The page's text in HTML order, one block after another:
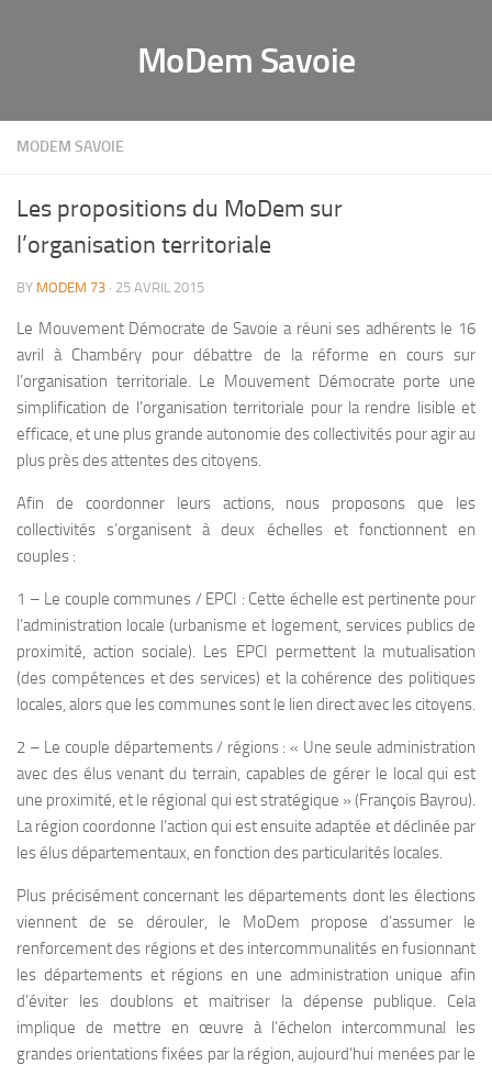
MoDem Savoie
MODEM SAVOIE
Les propositions du MoDem sur
l’organisation territoriale
BY MODEM 73 · 25 AVRIL 2015
Le Mouvement Démocrate de Savoie a réuni ses adhérents le 16
avril à Chambéry pour débattre de la réforme en cours sur
l’organisation territoriale. Le Mouvement Démocrate porte une
simplification de l’organisation territoriale pour la rendre lisible et
efficace, et une plus grande autonomie des collectivités pour agir au
plus près des attentes des citoyens.
Afin de coordonner leurs actions, nous proposons que les
collectivités s’organisent à deux échelles et fonctionnent en
couples :
1 – Le couple communes / EPCI : Cette échelle est pertinente pour
l’administration locale (urbanisme et logement, services publics de
proximité, action sociale). Les EPCI permettent la mutualisation
(des compétences et des services) et la cohérence des politiques
locales, alors que les communes sont le lien direct avec les citoyens.
2 – Le couple départements / régions : « Une seule administration
avec des élus venant du terrain, capables de gérer le local qui est
une proximité, et le régional qui est stratégique » (François Bayrou).
La région coordonne l’action qui est ensuite adaptée et déclinée par
les élus départementaux, en fonction des particularités locales.
Plus précisément concernant les départements dont les élections
viennent de se dérouler, le MoDem propose d’assumer le
renforcement des régions et des intercommunalités en fusionnant
les départements et régions en une administration unique afin
d’éviter les doublons et maitriser la dépense publique. Cela
implique de mettre en œuvre à l’échelon intercommunal les
grandes orientations fixées par la région, aujourd’hui menées par le